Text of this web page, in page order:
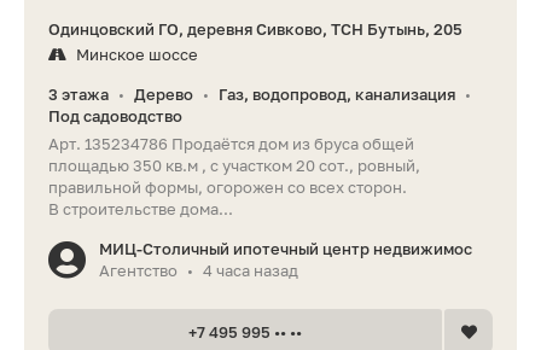
Одинцовский ГО, деревня Сивково, ТСН Бутынь, 205
Минское шоссе
3 этажа • Дерево • Газ, водопровод, канализация •
Под садоводство
Арт. 135234786 Продаётся дом из бруса общей
площадью 350 кв.м , с участком 20 сот., ровный,
правильной формы, огорожен со всех сторон.
В строительстве дома...
МИЦ-Столичный ипотечный центр недвижимос
Агентство
• 4 часа назад
+7 495 995 •• ••